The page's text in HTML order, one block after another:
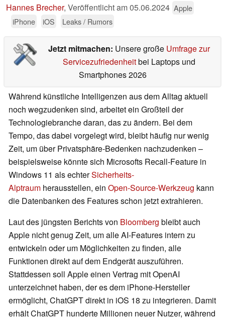
Hannes Brecher, Veröffentlicht am05.06.2024 Apple
iPhone
iOS Leaks / Rumors
Jetzt mitmachen: Unsere große Umfrage zur
Servicezufriedenheitbei Laptops und
Smartphones 2026
Während künstliche Intelligenzen aus dem Alltag aktuell
noch wegzudenken sind, arbeitet ein Großteil der
Technologiebranche daran, das zu ändern. Bei dem
Tempo, das dabei vorgelegt wird, bleibt häufig nur wenig
Zeit, um über Privatsphäre-Bedenken nachzudenken –
beispielsweise könnte sich Microsofts Recall-Feature in
Windows 11 als echterSicherheits-
Alptraum herausstellen, ein Open-Source-Werkzeug kann
die Datenbanken des Features schon jetzt extrahieren.
Laut des jüngsten Berichts von Bloomberg bleibt auch
Apple nicht genug Zeit, um alle AI-Features intern zu
entwickeln oder um Möglichkeiten zu finden, alle
Funktionen direkt auf dem Endgerät auszuführen.
Stattdessen soll Apple einen Vertrag mit OpenAI
unterzeichnet haben, der es dem iPhone-Hersteller
ermöglicht, ChatGPT direkt in iOS 18 zu integrieren. Damit
erhält ChatGPT hunderte Millionen neuer Nutzer, während